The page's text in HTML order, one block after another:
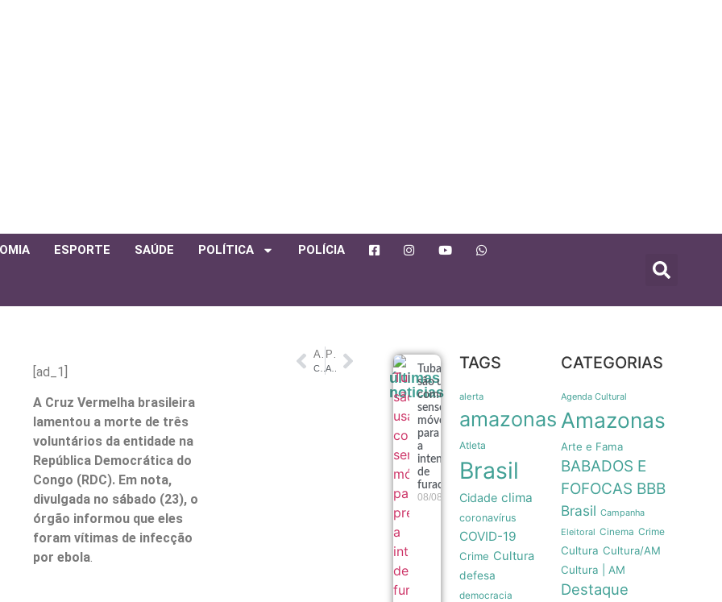
ESPORTE SAÚDE POLÍTICA POLÍCIA
[ad_1]
A Cruz Vermelha brasileira
lamentou a morte de três
voluntários da entidade na
República Democrática do
Congo (RDC). Em nota,
divulgada no sábado (23), o
órgão informou que eles
foram vítimas de infecção
por ebola.
ANTERIOR
Cratera “engole” pista da BR-174 e trecho é parcialmente interditado no Amazonas
PRÓXIMO
Amazonas atinge 80% de cobertura vacinal contra vírus VSR em gestantes
últimas
noticias
Tubarões
são usados
como
sensores
móveis
para prever
a
intensidade
de
furacões
08/08
TAGS
alerta
amazonas
Atleta
Brasil
Cidade clima
coronavírus
COVID-19
Crime Cultura
defesa
democracia
CATEGORIAS
Agenda Cultural
Amazonas
Arte e Fama
BABADOS E
FOFOCAS BBB
Brasil Campanha
Eleitoral Cinema Crime
Cultura Cultura/AM
Cultura | AM
Destaque